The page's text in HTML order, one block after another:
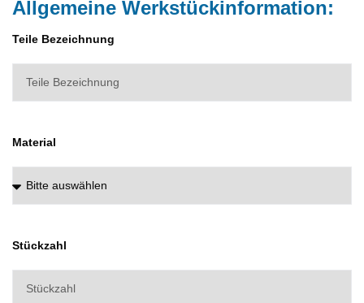
Allgemeine Werkstückinformation:
Teile Bezeichnung
Material
Stückzahl